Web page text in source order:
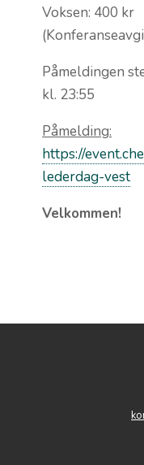
Voksen: 400 kr
Påmeldingen
kl. 23:55
Påmelding:
https://
lederdag-vest
Velkommen!